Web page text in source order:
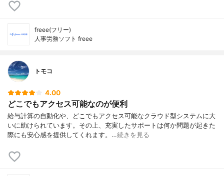
freee(フリー)
人事労務ソフト freee
トモコ
4.00
どこでもアクセス可能なのが便利
給与計算の自動化や、どこでもアクセス可能なクラウド型システムに大
いに助けられています。その上、充実したサポートは何か問題が起きた
際にも安心感を提供してくれます。…続きを見る